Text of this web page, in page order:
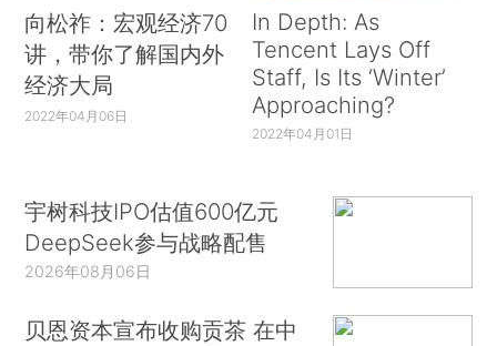
向松祚：宏观经济70
讲，带你了解国内外
经济大局
2022年04月06日
In Depth: As
Tencent Lays Off
Staff, Is Its ‘Winter’
Approaching?
2022年04月01日
宇树科技IPO估值600亿元
DeepSeek参与战略配售
2026年08月06日
贝恩资本宣布收购贡茶 在中